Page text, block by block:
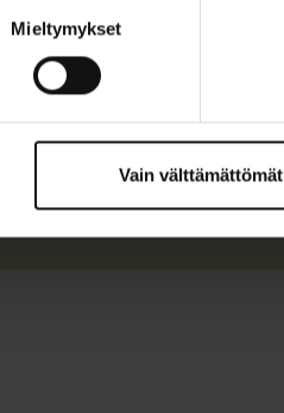
Mieltymykset
Vain välttämättömät
Lue lisää kirjoittajasta